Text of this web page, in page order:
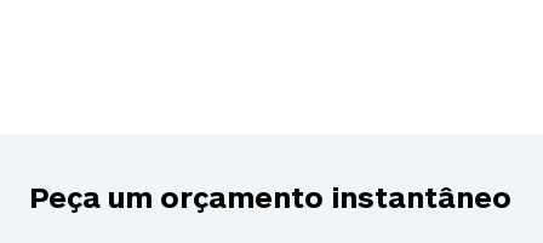
Peça um orçamento instantâneo